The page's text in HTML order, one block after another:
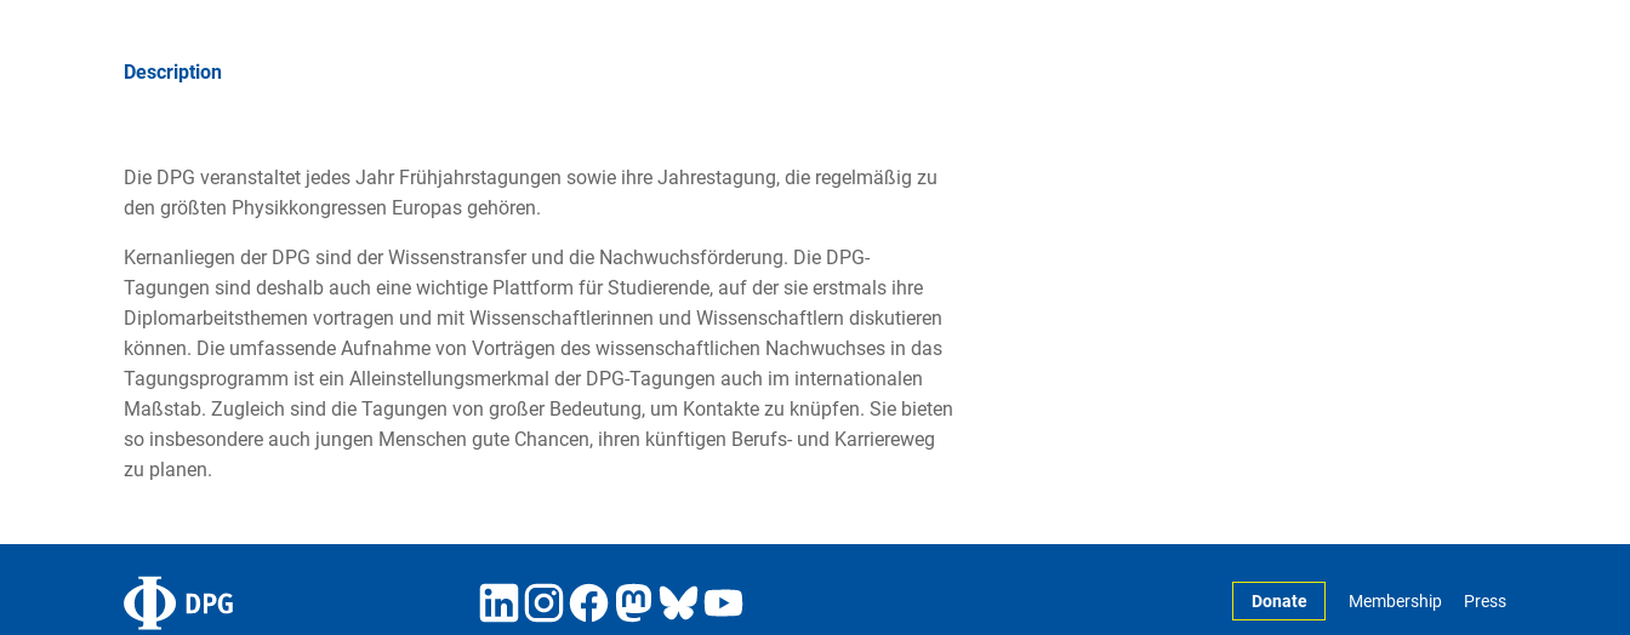
Description
Die DPG veranstaltet jedes Jahr Frühjahrstagungen sowie ihre Jahrestagung, die regelmäßig zu
den größten Physikkongressen Europas gehören.
Kernanliegen der DPG sind der Wissenstransfer und die Nachwuchsförderung. Die DPG-
Tagungen sind deshalb auch eine wichtige Plattform für Studierende, auf der sie erstmals ihre
Diplomarbeitsthemen vortragen und mit Wissenschaftlerinnen und Wissenschaftlern diskutieren
können. Die umfassende Aufnahme von Vorträgen des wissenschaftlichen Nachwuchses in das
Tagungsprogramm ist ein Alleinstellungsmerkmal der DPG-Tagungen auch im internationalen
Maßstab. Zugleich sind die Tagungen von großer Bedeutung, um Kontakte zu knüpfen. Sie bieten
so insbesondere auch jungen Menschen gute Chancen, ihren künftigen Berufs- und Karriereweg
zu planen.
Donate Membership Press